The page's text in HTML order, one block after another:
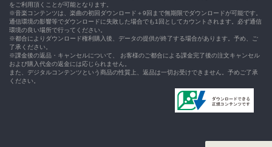
をご利用頂くことが可能となります。
※音楽コンテンツは、楽曲の初回ダウンロード＋9回まで無期限でダウンロードが可能です。
通信環境の影響等でダウンロードに失敗した場合でも1回としてカウントされます。必ず通信
環境の良い場所で行ってください。
※都合によりダウンロード権利購入後、データの提供が終了する場合があります。予め、ご
了承ください。
※課金後の返品・キャンセルについて、 お客様のご都合による課金完了後の注文キャンセル
および購入代金の返金には応じられません。
また、デジタルコンテンツという商品の性質上、返品は一切お受けできません。予めご了承
ください。